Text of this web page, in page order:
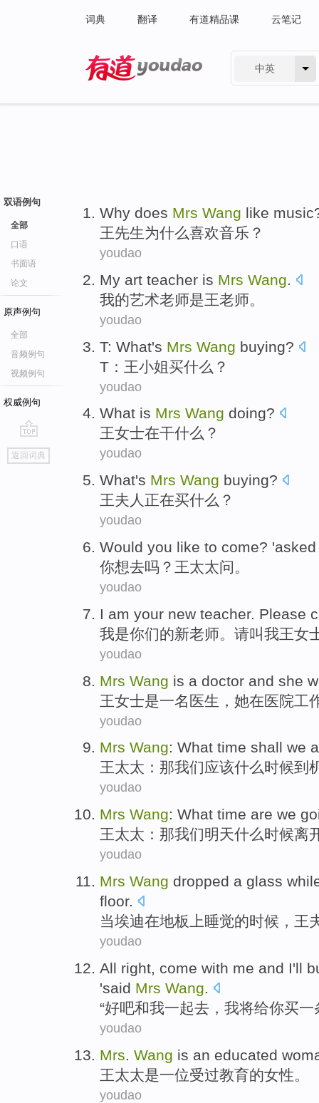
词典 翻译 有道精品课 云笔记
中英
双语例句
全部
口语
书面语
论文
原声例句
全部
音频例句
视频例句
权威例句
go
top
返回词典
Why does Mrs Wang like music
王先生为什么喜欢音乐 ？
youdao
My art teacher is Mrs Wang.
我的艺术老师是王老师。
youdao
T: What's Mrs Wang buying?
T ： 王小姐买什么？
youdao
What is Mrs Wang doing?
王女士在干什么 ？
youdao
What's Mrs Wang buying?
王夫人 正在买什么？
youdao
Would you like to come? 'asked
你想去吗？ 王太太问。
youdao
I am your new teacher. Please
我是你们的新老师。 请叫我王女
youdao
Mrs Wang is a doctor and she
王女士是一名医生 ， 她在医院工
youdao
Mrs Wang: What time shall we
王太太 ：那我们应该什么时候到
youdao
Mrs Wang: What time are we
王太太 ：那我们明天什么时候离
youdao
Mrs Wang dropped a glass
floor.
当埃迪在地板上睡觉的时候 ， 王
youdao
All right, come with me and I'll
'said Mrs Wang.
“好吧和我一起去， 我将给你买一
youdao
Mrs Wang is an educated
王太太是一位受过教育的女性 。
youdao